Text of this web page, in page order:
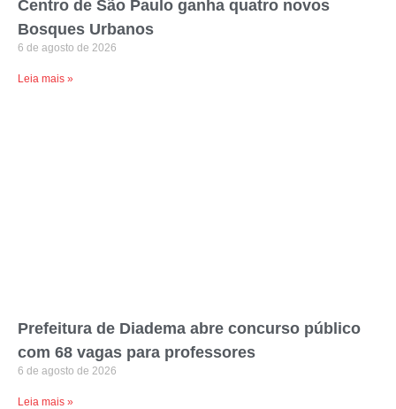
Centro de São Paulo ganha quatro novos
Bosques Urbanos
6 de agosto de 2026
Leia mais »
Prefeitura de Diadema abre concurso público
com 68 vagas para professores
6 de agosto de 2026
Leia mais »